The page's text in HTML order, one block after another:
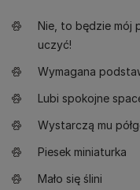
Nie, to będzie mój
uczyć!
Wymagana
Lubi spokojne
Wystarczą mu
Piesek miniaturka
Mało się ślini